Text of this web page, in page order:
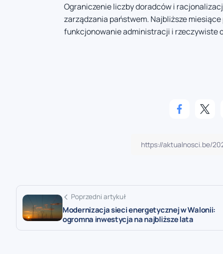
Ograniczenie liczby doradców i
zarządzania państwem. Najbliższe
funkcjonowanie administracji i rzeczywiste
Poprzedni artykuł
Modernizacja sieci energetycznej w Walonii:
ogromna inwestycja na najbliższe lata